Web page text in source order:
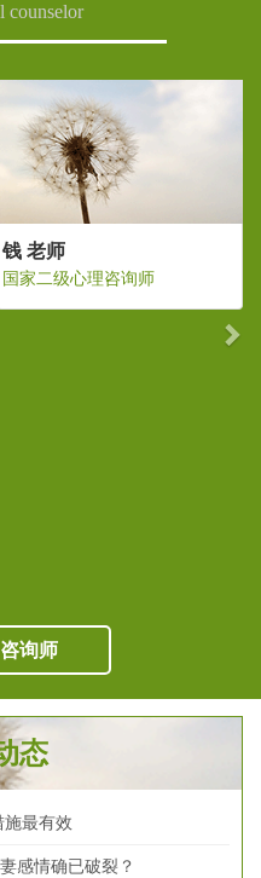
counselor
理咨询师
询师
态
施最有效
感情确已破裂？